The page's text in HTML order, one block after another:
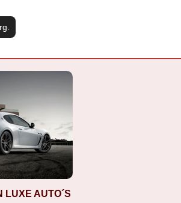
LUXE AUTO´S